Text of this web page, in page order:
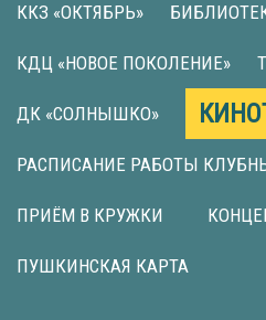
ККЗ «ОКТЯБРЬ»
КДЦ «НОВОЕ ПОКОЛЕНИЕ»
ДК «СОЛНЫШКО»
РАСПИСАНИЕ РАБОТЫ
ПРИЁМ В КРУЖКИ
ПУШКИНСКАЯ КАРТА